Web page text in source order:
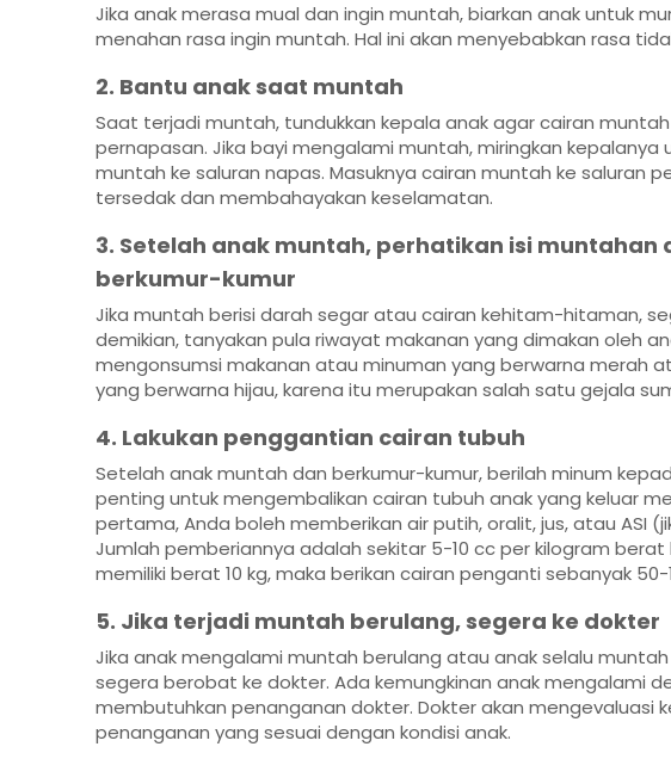
Jika anak merasa mual dan ingin muntah, biarkan anak untuk
menahan rasa ingin muntah. Hal ini akan menyebabkan rasa
2. Bantu anak saat muntah
Saat terjadi muntah, tundukkan kepala anak agar cairan
pernapasan. Jika bayi mengalami muntah, miringkan
muntah ke saluran napas. Masuknya cairan muntah ke saluran
tersedak dan membahayakan keselamatan.
3. Setelah anak muntah, perhatikan isi
berkumur-kumur
Jika muntah berisi darah segar atau cairan kehitam-hitaman,
demikian, tanyakan pula riwayat makanan yang dimakan oleh
mengonsumsi makanan atau minuman yang berwarna merah
yang berwarna hijau, karena itu merupakan salah satu gejala
4. Lakukan penggantian cairan tubuh
Setelah anak muntah dan berkumur-kumur, berilah minum
penting untuk mengembalikan cairan tubuh anak yang keluar
pertama, Anda boleh memberikan air putih, oralit, jus, atau ASI
Jumlah pemberiannya adalah sekitar 5-10 cc per kilogram berat
memiliki berat 10 kg, maka berikan cairan penganti sebanyak
5. Jika terjadi muntah berulang, segera ke dokter
Jika anak mengalami muntah berulang atau anak selalu
segera berobat ke dokter. Ada kemungkinan anak mengalami
membutuhkan penanganan dokter. Dokter akan mengevaluasi
penanganan yang sesuai dengan kondisi anak.